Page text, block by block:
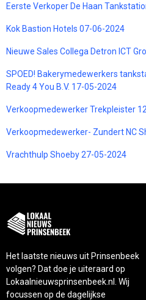
Eerste Verkoper De Haan
Kok Bastion Hotels 07-06-2024
Nieuwe Sales Collega Detron ICT
SPOED! Bakerymedewerkers
Ready 4 You B.V. 17-05-2024
Verkoopmedewerker Trekpleister
Verkoopmedewerker- Zundert NC
Vrachthulp Shoeby 27-05-2024
Het laatste nieuws uit Prinsenbeek
volgen? Dat doe je uiteraard op
Lokaalnieuwsprinsenbeek.nl. Wij
focussen op de dagelijkse